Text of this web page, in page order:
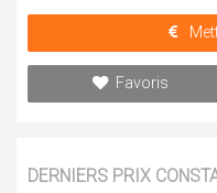
Favoris
DERNIERS PRIX